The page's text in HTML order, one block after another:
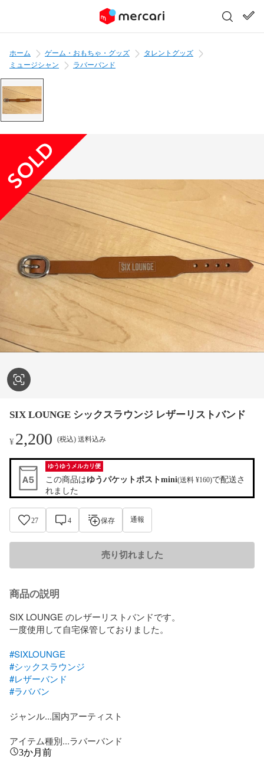
ホーム ゲーム・おもちゃ・グッズ
タレントグッズ
ミュージシャン
ラバーバンド
SIX LOUNGE シックスラウンジ レザーリストバンド
¥2,200 (税込) 送料込み
ゆうゆうメルカリ便
この商品はゆうパケットポストmini(送料 ¥160)で配送さ
れました
27 4 保存 通報
売り切れました
商品の説明
SIX LOUNGE のレザーリストバンドです。
一度使用して自宅保管しておりました。
#SIXLOUNGE
#シックスラウンジ
#レザーバンド
#ラババン
ジャンル...国内アーティスト
アイテム種別...ラバーバンド
3か月前